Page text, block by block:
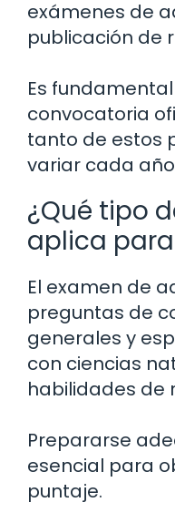
exámenes de
publicación de
Es
convocatoria
tanto de estos
variar cada
¿Qué tipo
aplica
El examen de
preguntas de
generales y
con ciencias
habilidades de
Prepararse
esencial para
puntaje.